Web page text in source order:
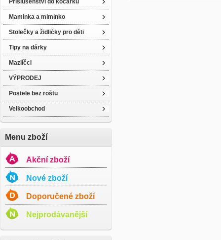
Příslušenství do kočárku
Maminka a miminko
Stolečky a židličky pro děti
Tipy na dárky
Mazlíčci
VÝPRODEJ
Postele bez roštu
Velkoobchod
Menu zboží
Akční zboží
Nové zboží
Doporučené zboží
Nejprodávanější